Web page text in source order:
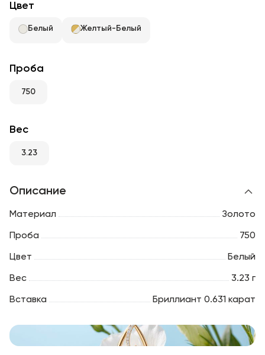
RU
Цвет
Белый Желтый-Белый
Проба
750
Вес
3.23
Описание
Материал Золото
Проба 750
Цвет Белый
Вес 3.23 г
Вставка Бриллиант 0.631 карат